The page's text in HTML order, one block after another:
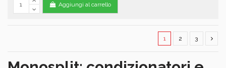
Aggiungi al carrello
1 2 3